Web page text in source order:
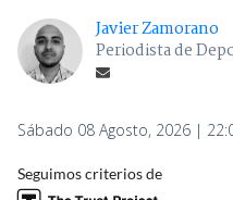
Javier Zamorano
Periodista de
Sábado 08 Agosto, 2026 |
Seguimos criterios de